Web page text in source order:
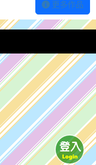
更多作品